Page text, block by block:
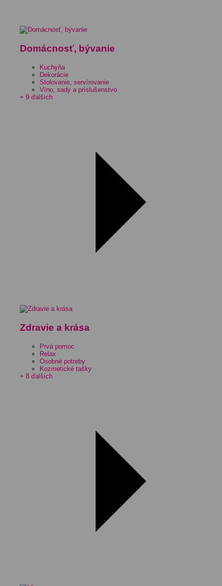
Domácnosť, bývanie
Kuchyňa
Dekorácie
Stolovanie, servírovanie
Víno, sady a príslušenstvo
+ 9 ďalších
Zdravie a krása
Prvá pomoc
Relax
Osobné potreby
Kozmetické tašky
+ 8 ďalších